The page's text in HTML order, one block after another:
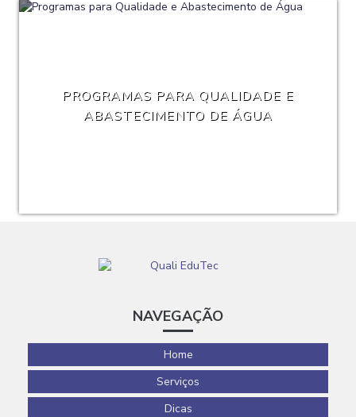
PROGRAMAS PARA QUALIDADE E
ABASTECIMENTO DE ÁGUA
NAVEGAÇÃO
Home
Serviços
Dicas